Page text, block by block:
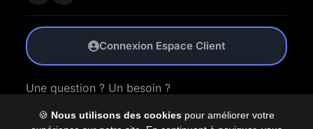
🍪 Nous utilisons des cookies pour améliorer votre
Connexion Espace Client
Une question ? Un besoin ?
Nous Contacter